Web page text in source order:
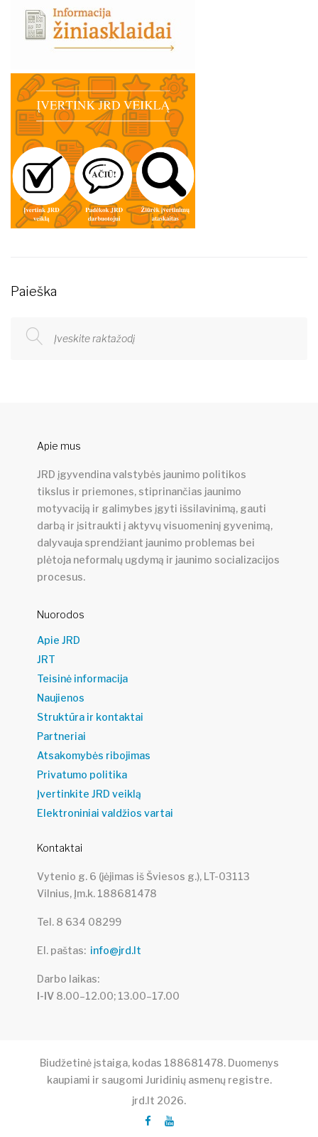
Paieška
Apie mus
JRD įgyvendina valstybės jaunimo politikos
tikslus ir priemones, stiprinančias jaunimo
motyvaciją ir galimybes įgyti išsilavinimą, gauti
darbą ir įsitraukti į aktyvų visuomeninį gyvenimą,
dalyvauja sprendžiant jaunimo problemas bei
plėtoja neformalų ugdymą ir jaunimo socializacijos
procesus.
Nuorodos
Apie JRD
JRT
Teisinė informacija
Naujienos
Struktūra ir kontaktai
Partneriai
Atsakomybės ribojimas
Privatumo politika
Įvertinkite JRD veiklą
Elektroniniai valdžios vartai
Kontaktai
Vytenio g. 6 (įėjimas iš Šviesos g.), LT-03113
Vilnius, Įm.k. 188681478
Tel. 8 634 08299
El. paštas info@jrd.lt
Darbo laikas
I-IV 8.00–12.00; 13.00–17.00
Biudžetinė įstaiga, kodas 188681478. Duomenys
kaupiami ir saugomi Juridinių asmenų registre.
jrd.lt 2026.